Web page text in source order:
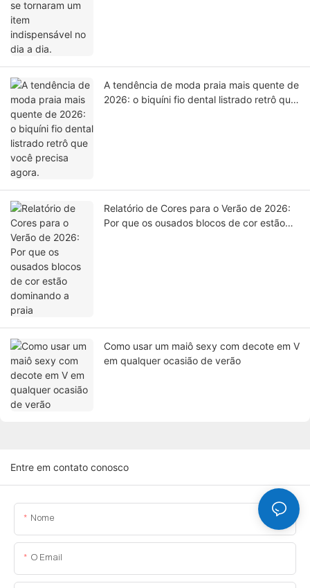
A tendência de moda praia mais quente de
2026: o biquíni fio dental listrado retrô que
Relatório de Cores para o Verão de 2026:
Por que os ousados ​​blocos de cor estão
Como usar um maiô sexy com decote em V
em qualquer ocasião de verão
Entre em contato conosco
Nome
O Email